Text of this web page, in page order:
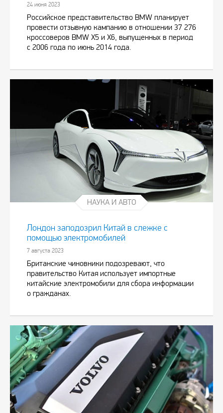
24 июня 2023
Российское представительство BMW планирует
провести отзывную кампанию в отношении 37 276
кроссоверов BMW X5 и X6, выпущенных в период
с 2006 года по июнь 2014 года.
НАУКА И АВТО
Лондон заподозрил Китай в слежке с
помощью электромобилей
7 августа 2023
Британские чиновники подозревают, что
правительство Китая использует импортные
китайские электромобили для сбора информации
о гражданах.